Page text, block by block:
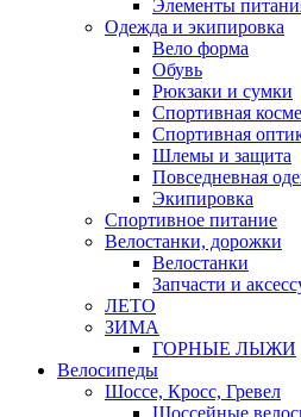
Элементы
Одежда и экипировка
Вело форма
Обувь
Рюкзаки и сумки
Спортивная
Спортивная
Шлемы и защита
Повседневная
Экипировка
Спортивное питание
Велостанки, дорожки
Велостанки
Запчасти и
ЛЕТО
ЗИМА
ГОРНЫЕ ЛЫЖИ
Велосипеды
Шоссе, Кросс, Гревел
Шоссейные